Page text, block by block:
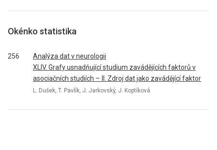
Okénko statistika
256
Analýza dat v neurologii
XLIV. Grafy usnadňující studium zavádějících faktorů v
asociačních studiích – II. Zdroj dat jako zavádějící faktor
L. Dušek, T. Pavlík, J. Jarkovský, J. Koptíková